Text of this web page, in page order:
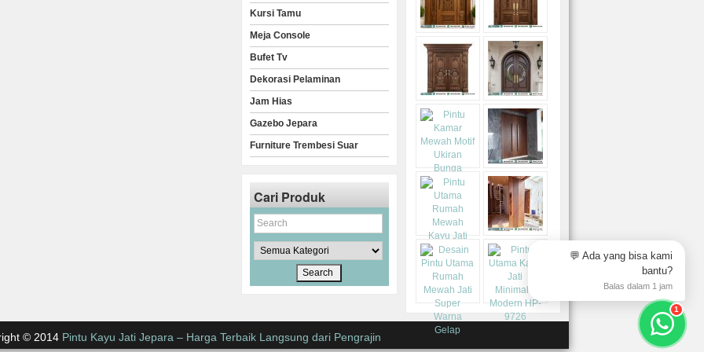
Kursi Tamu
Meja Console
Bufet Tv
Dekorasi Pelaminan
Jam Hias
Gazebo Jepara
Furniture Trembesi Suar
Cari Produk
© 2014 Pintu Kayu Jati Jepara – Harga Terbaik Langsung dari Pengrajin
💬 Ada yang bisa kami
bantu?
Balas dalam 1 jam
1